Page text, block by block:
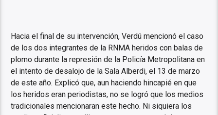
Hacia el final de su intervención, Verdú mencionó el caso
de los dos integrantes de la RNMA heridos con balas de
plomo durante la represión de la Policía Metropolitana en
el intento de desalojo de la Sala Alberdi, el 13 de marzo
de este año. Explicó que, aun haciendo hincapié en que
los heridos eran periodistas, no se logró que los medios
tradicionales mencionaran este hecho. Ni siquiera los